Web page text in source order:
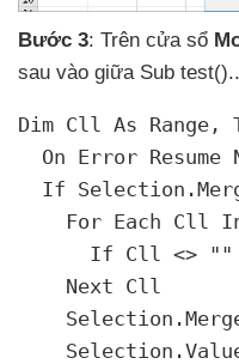
Bước 3: Trên cửa sổ
sau vào giữa Sub
Dim Cll As Range ,
On Error Resume
If
For Each Cll
If Cll <>
    Next Cll